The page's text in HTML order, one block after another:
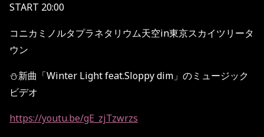
START 20:00
コニカミノルタプラネタリウム天空in東京スカイツリータ
ウン
⛄️新曲「Winter Light feat.Sloppy dim」のミュージック
ビデオ
https://youtu.be/gE_zjTzwrzs